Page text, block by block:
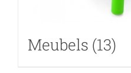
Meubels (13)